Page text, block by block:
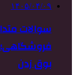
۱۴۰۵/۰۴/۰۹
سوالات
بوق زدن